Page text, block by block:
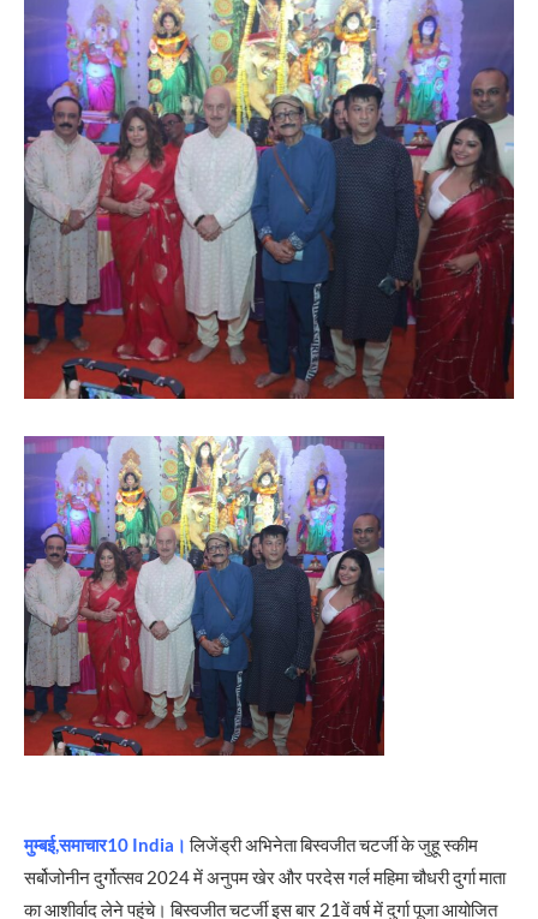
मुम्बई,समाचार10 India। लिजेंड्री अभिनेता बिस्वजीत चटर्जी के जुहू स्कीम
सर्बोजोनीन दुर्गोत्सव 2024 में अनुपम खेर और परदेस गर्ल महिमा चौधरी दुर्गा माता
का आशीर्वाद लेने पहुंचे। बिस्वजीत चटर्जी इस बार 21वें वर्ष में दुर्गा पूजा आयोजित